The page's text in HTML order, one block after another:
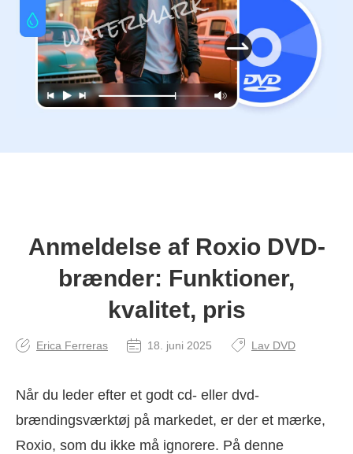
Anmeldelse af Roxio DVD-
brænder: Funktioner,
kvalitet, pris
Erica Ferreras 18. juni 2025 Lav DVD
Når du leder efter et godt cd- eller dvd-
brændingsværktøj på markedet, er der et mærke,
Roxio, som du ikke må ignorere. På denne